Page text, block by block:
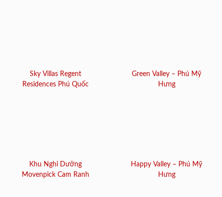
Sky Villas Regent
Residences Phú Quốc
Green Valley – Phú Mỹ
Hưng
Khu Nghỉ Dưỡng
Movenpick Cam Ranh
Happy Valley – Phú Mỹ
Hưng